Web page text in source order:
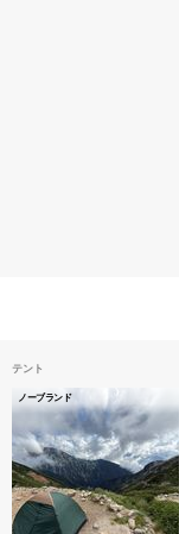
テント
ノーブランド